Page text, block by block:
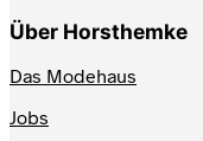
Über Horsthemke
Das Modehaus
Jobs